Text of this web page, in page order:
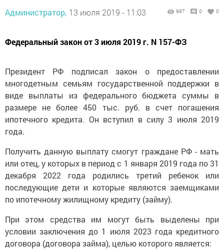
Администратор, 13 июля 2019 - 11:03 997 0 0
Федеральный закон от 3 июля 2019 г. N 157-ФЗ
Президент РФ подписал закон о предоставлении
многодетным семьям государственной поддержки в
виде выплаты из федерального бюджета суммы в
размере не более 450 тыс. руб. в счет погашения
ипотечного кредита. Он вступил в силу 3 июля 2019
года.
Получить данную выплату смогут граждане РФ - мать
или отец, у которых в период с 1 января 2019 года по 31
декабря 2022 года родились третий ребенок или
последующие дети и которые являются заемщиками
по ипотечному жилищному кредиту (займу).
При этом средства им могут быть выделены при
условии заключения до 1 июля 2023 года кредитного
договора (договора займа), целью которого является: